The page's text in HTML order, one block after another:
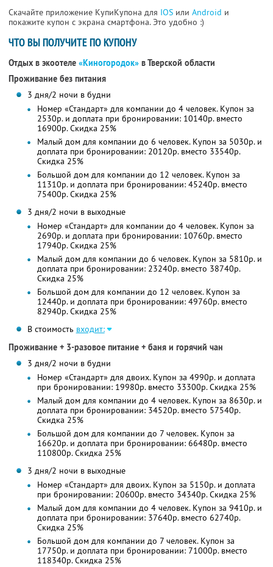
Скачайте приложение КупиКупона для IOS или Android и
покажите купон с экрана смартфона. Это удобно :)
ЧТО ВЫ ПОЛУЧИТЕ ПО КУПОНУ
Отдых в экоотеле «Киногородок» в Тверской области
Проживание без питания
3 дня/2 ночи в будни
Номер «Стандарт» для компании до 4 человек. Купон за
2530р. и доплата при бронировании: 10140р. вместо
16900р. Скидка 25%
Малый дом для компании до 6 человек. Купон за 5030р. и
доплата при бронировании: 20120р. вместо 33540р.
Скидка 25%
Большой дом для компании до 12 человек. Купон за
11310р. и доплата при бронировании: 45240р. вместо
75400р. Скидка 25%
3 дня/2 ночи в выходные
Номер «Стандарт» для компании до 4 человек. Купон за
2690р. и доплата при бронировании: 10760р. вместо
17940р. Скидка 25%
Малый дом для компании до 6 человек. Купон за 5810р. и
доплата при бронировании: 23240р. вместо 38740р.
Скидка 25%
Большой дом для компании до 12 человек. Купон за
12440р. и доплата при бронировании: 49760р. вместо
82940р. Скидка 25%
В стоимость входит:
Проживание + 3-разовое питание + баня и горячий чан
3 дня/2 ночи в будни
Номер «Стандарт» для двоих. Купон за 4990р. и доплата
при бронировании: 19980р. вместо 33300р. Скидка 25%
Малый дом для компании до 4 человек. Купон за 8630р. и
доплата при бронировании: 34520р. вместо 57540р.
Скидка 25%
Большой дом для компании до 7 человек. Купон за
16620р. и доплата при бронировании: 66480р. вместо
110800р. Скидка 25%
3 дня/2 ночи в выходные
Номер «Стандарт» для двоих. Купон за 5150р. и доплата
при бронировании: 20600р. вместо 34340р. Скидка 25%
Малый дом для компании до 4 человек. Купон за 9410р. и
доплата при бронировании: 37640р. вместо 62740р.
Скидка 25%
Большой дом для компании до 7 человек. Купон за
17750р. и доплата при бронировании: 71000р. вместо
118340р. Скидка 25%